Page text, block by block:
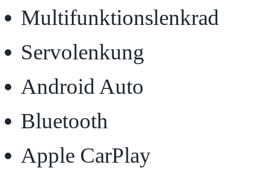
Multifunktionslenkrad
Servolenkung
Android Auto
Bluetooth
Apple CarPlay